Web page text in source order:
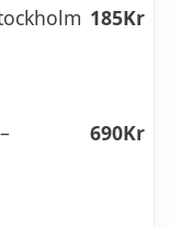
185Kr
690Kr